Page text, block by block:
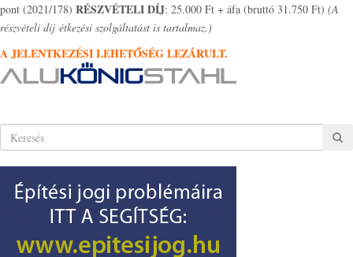
pont (2021/178) RÉSZVÉTELI DÍJ: 25.000 Ft + áfa (bruttó 31.750 Ft) (A
részvételi díj étkezési szolgáltatást is tartalmaz.)
A JELENTKEZÉSI LEHETŐSÉG LEZÁRULT.